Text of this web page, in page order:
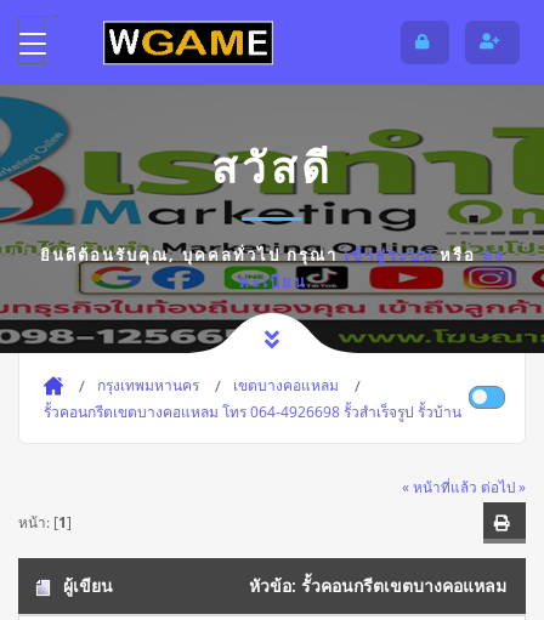
สวัสดี
ยินดีต้อนรับคุณ,บุคคลทั่วไปกรุณาเข้าสู่ระบบหรือลง
ทะเบียน
กรุงเทพมหานคร
เขตบางคอแหลม
รั้วคอนกรีตเขตบางคอแหลม โทร 064-4926698 รั้วสำเร็จรูป รั้วบ้าน
« หน้าที่แล้ว ต่อไป »
หน้า: [1]
ผู้เขียน หัวข้อ: รั้วคอนกรีตเขตบางคอแหลม